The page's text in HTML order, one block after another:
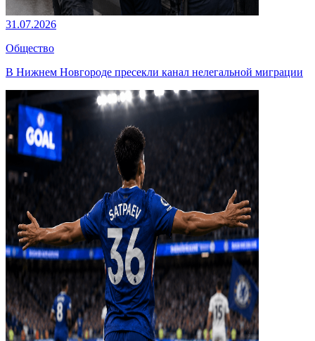
31.07.2026
Общество
В Нижнем Новгороде пресекли канал нелегальной миграции